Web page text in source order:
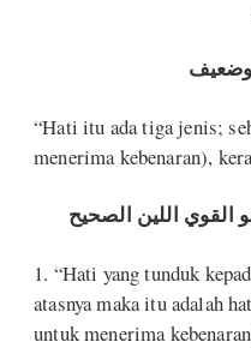
وضعيف
“Hati itu ada tiga jenis;
menerima kebenaran),
القوي اللين الصحيح
1. “Hati yang tunduk
atasnya maka itu adalah
untuk menerima